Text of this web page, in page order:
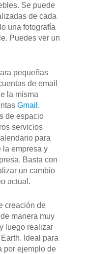
Se puede
de cada
una fotografía
Puedes ver un
pequeñas
de email
la misma
Gmail .
de espacio
servicios
para
la empresa y
Basta con
un cambio
actual.
creación de
manera muy
luego realizar
Earth. Ideal para
por ejemplo de